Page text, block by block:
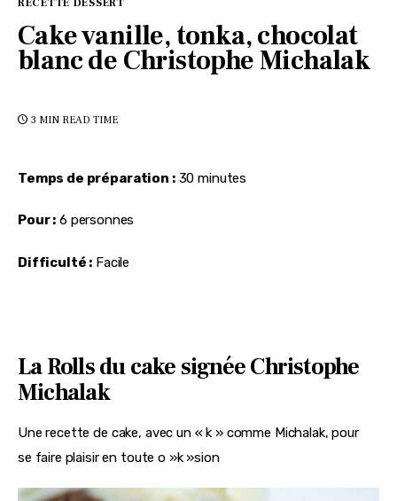
RECETTE DESSERT
Cake vanille, tonka, chocolat
blanc de Christophe Michalak
3 MIN READ TIME
Temps de préparation : 30 minutes
Pour : 6 personnes
Difficulté : Facile
La Rolls du cake signée Christophe
Michalak
Une recette de cake, avec un « k » comme Michalak, pour
se faire plaisir en toute o »k »sion